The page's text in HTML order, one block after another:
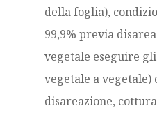
della foglia),
99,9% previa
vegetale eseguire
vegetale a
disareazione,